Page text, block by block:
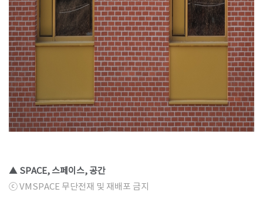
▲ SPACE, 스페이스, 공간
ⓒ VMSPACE 무단전재 및 재배포 금지